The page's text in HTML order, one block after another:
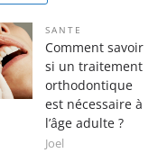
SANTE
Comment savoir
si un traitement
orthodontique
est nécessaire à
l’âge adulte ?
Joel